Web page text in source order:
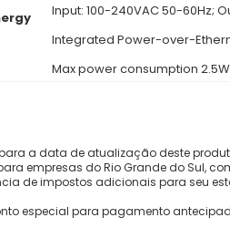
Input: 100-240VAC 50-60Hz;
Integrated Power-over-
Max power consumption
a data de atualização deste
empresas do Rio Grande do Sul,
de impostos adicionais para seu
especial para pagamento